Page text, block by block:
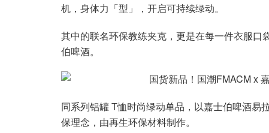
机，身体力「型」，开启可持续绿动。
其中的联名环保教练夹克，更是在每一件衣服
伯啤酒。
同系列铝罐 T恤时尚绿动单品，以嘉士伯啤酒易
保理念，由再生环保材料制作。